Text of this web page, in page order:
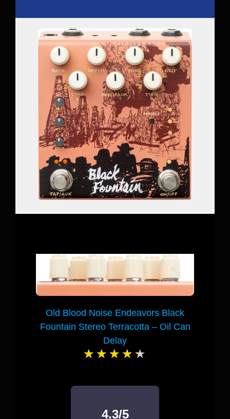
Old Blood Noise Endeavors Black
Fountain Stereo Terracotta – Oil Can
Delay
4.3/5